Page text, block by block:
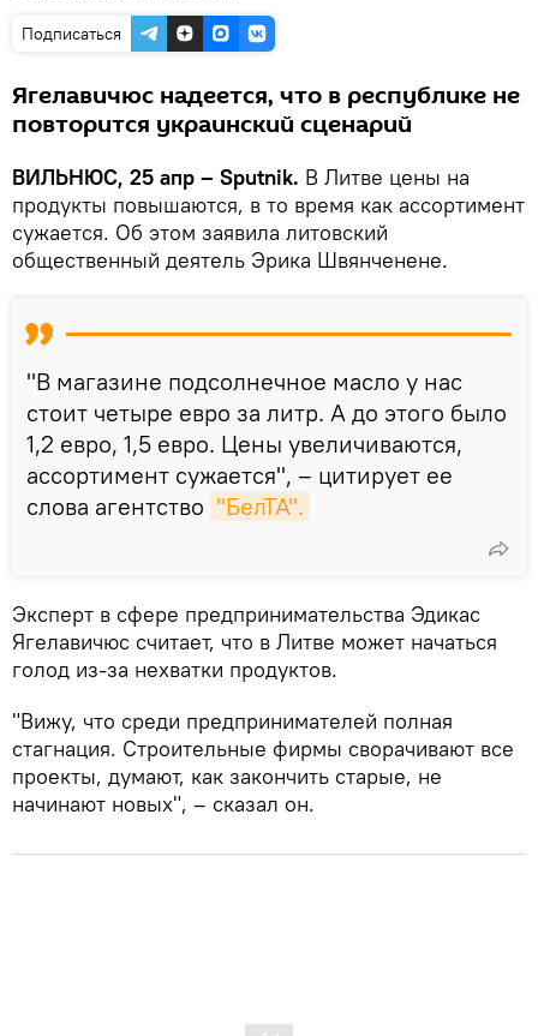
Подписаться
Ягелавичюс надеется, что в республике не
повторится украинский сценарий
ВИЛЬНЮС, 25 апр – Sputnik. В Литве цены на
продукты повышаются, в то время как ассортимент
сужается. Об этом заявила литовский
общественный деятель Эрика Швянченене.
"В магазине подсолнечное масло у нас
стоит четыре евро за литр. А до этого было
1,2 евро, 1,5 евро. Цены увеличиваются,
ассортимент сужается", – цитирует ее
слова агентство "БелТА".
Эксперт в сфере предпринимательства Эдикас
Ягелавичюс считает, что в Литве может начаться
голод из-за нехватки продуктов.
"Вижу, что среди предпринимателей полная
стагнация. Строительные фирмы сворачивают все
проекты, думают, как закончить старые, не
начинают новых", – сказал он.